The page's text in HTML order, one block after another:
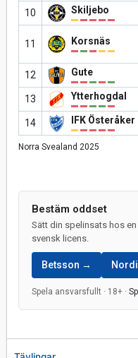
10 Skiljebo
11 Korsnäs
12 Gute
13 Ytterhogdal
14 IFK Österåker
Norra Svealand 2025
Bestäm oddset
Sätt din spelinsats hos
svensk licens.
Betsson →
Spela ansvarsfullt · 18+ ·